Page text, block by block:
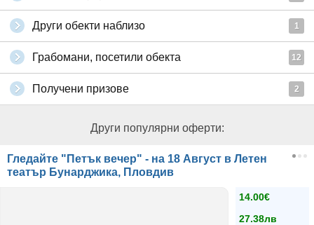
Други обекти наблизо 1
Грабомани, посетили обекта 12
Получени призове 2
Други популярни оферти:
Гледайте "Петък вечер" - на 18 Август в Летен
театър Бунарджика, Пловдив
14.00€
27.38лв